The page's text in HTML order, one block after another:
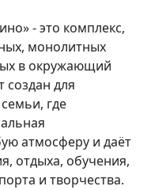
- это комплекс,
монолитных
в окружающий
для
где
атмосферу и даёт
отдыха, обучения,
и творчества.